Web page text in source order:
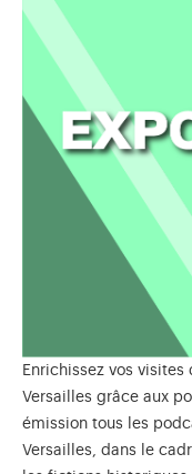
Enrichissez vos
Versailles grâce aux
émission tous les
Versailles, dans le